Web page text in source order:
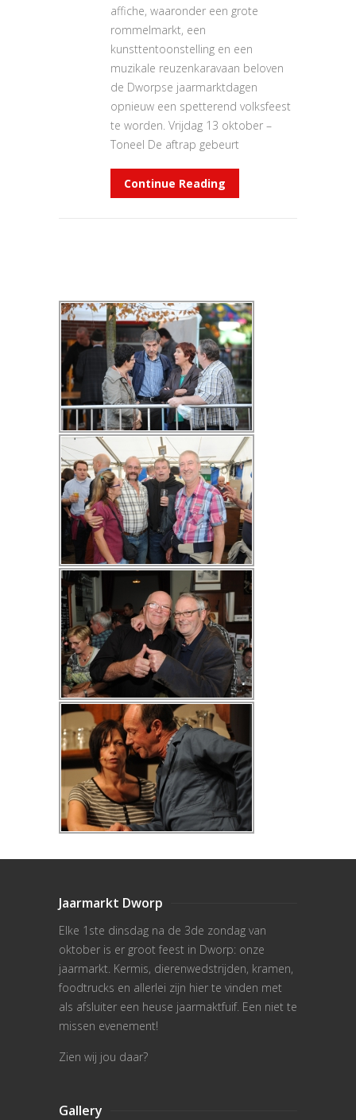
affiche, waaronder een grote
rommelmarkt, een
kunsttentoonstelling en een
muzikale reuzenkaravaan beloven
de Dworpse jaarmarktdagen
opnieuw een spetterend volksfeest
te worden. Vrijdag 13 oktober –
Toneel De aftrap gebeurt
Continue Reading
Jaarmarkt Dworp
Elke 1ste dinsdag na de 3de zondag van
oktober is er groot feest in Dworp: onze
jaarmarkt. Kermis, dierenwedstrijden, kramen,
foodtrucks en allerlei zijn hier te vinden met
als afsluiter een heuse jaarmaktfuif. Een niet te
missen evenement!
Zien wij jou daar?
Gallery